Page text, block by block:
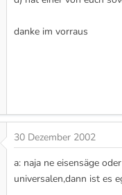
danke im vorraus
30 Dezember 2002
a: naja ne eisensäge
universalen,dann ist es